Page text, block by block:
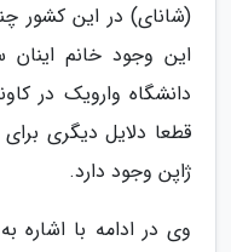
(شانای) در این کشور
این وجود خانم اینان
دانشگاه وارویک در
قطعا دلایل دیگری
ژاپن وجود دارد.
وی در ادامه با اشاره